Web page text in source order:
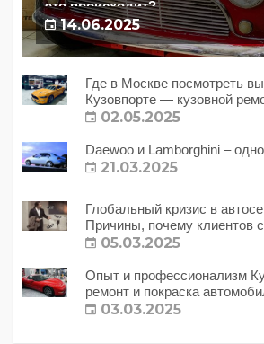
это происходит?
14.06.2025
Где в Москве посмотреть
Кузовпорте — кузовной
02.05.2025
Daewoo и Lamborghini –
21.03.2025
Глобальный кризис в
Причины, почему клиентов
с этим делать?
05.03.2025
Опыт и профессионализм
ремонт и покраска
03.03.2025